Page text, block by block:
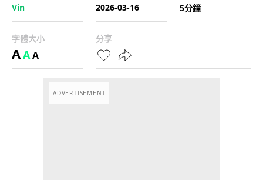
Vin
2026-03-16
5分鐘
字體大小
AAA
分享
ADVERTISEMENT